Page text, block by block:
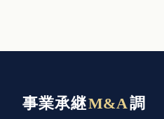
事業承継M&A調